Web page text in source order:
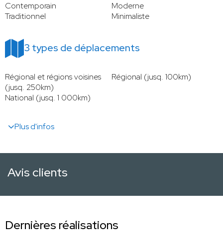
Contemporain
Moderne
Traditionnel
Minimaliste
3 types de déplacements
Régional et régions voisines
(jusq. 250km)
Régional (jusq. 100km)
National (jusq. 1 000km)
Plus d'infos
Avis clients
Dernières réalisations